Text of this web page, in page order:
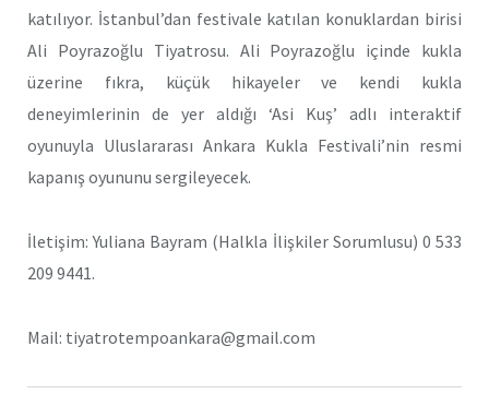
katılıyor. İstanbul’dan festivale katılan konuklardan birisi
Ali Poyrazoğlu Tiyatrosu. Ali Poyrazoğlu içinde kukla
üzerine fıkra, küçük hikayeler ve kendi kukla
deneyimlerinin de yer aldığı ‘Asi Kuş’ adlı interaktif
oyunuyla Uluslararası Ankara Kukla Festivali’nin resmi
kapanış oyununu sergileyecek.
İletişim: Yuliana Bayram (Halkla İlişkiler Sorumlusu) 0 533
209 9441.
Mail: tiyatrotempoankara@gmail.com